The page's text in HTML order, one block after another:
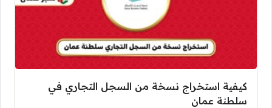
كيفية استخراج نسخة من السجل التجاري في
سلطنة عمان